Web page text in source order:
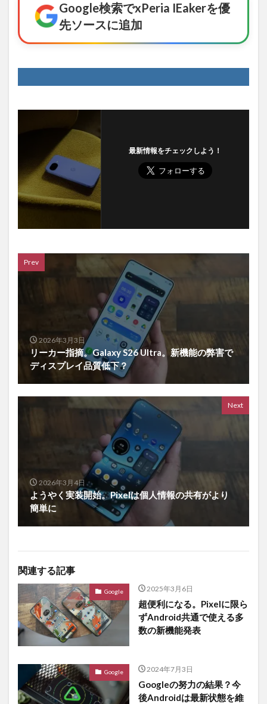
Google検索でxPeria IEakerを優
先ソースに追加
最新情報をチェックしよう！
Prev
2026年3月3日
リーカー指摘。Galaxy S26 Ultra。新機能の弊害で
ディスプレイ品質低下？
Next
2026年3月4日
ようやく実装開始。Pixelは個人情報の共有がより
簡単に
関連する記事
Google 2025年3月6日
超便利になる。Pixelに限ら
ずAndroid共通で使える多
数の新機能発表
Google 2024年7月3日
Googleの努力の結果？今
後Androidは最新状態を維